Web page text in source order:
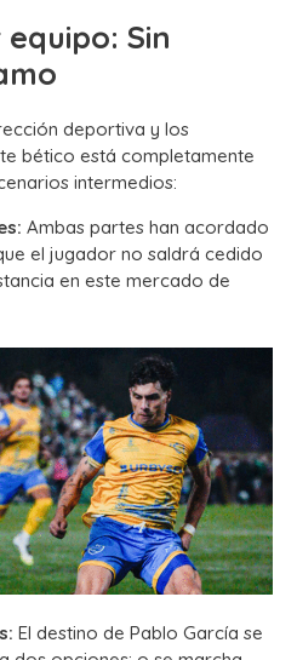
Sin
deportiva y los
bético está completamente
intermedios:
Ambas partes han acordado
el jugador no saldrá cedido
en este mercado de
El destino de Pablo García se